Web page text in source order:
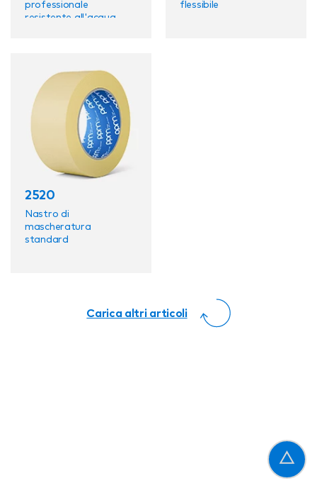
professionale
resistente all'acqua
flessibile
2520
Nastro di
mascheratura
standard
Carica altri articoli